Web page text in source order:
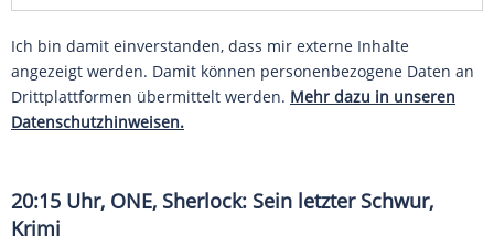
Ich bin damit einverstanden, dass mir externe Inhalte
angezeigt werden. Damit können personenbezogene Daten an
Drittplattformen übermittelt werden. Mehr dazu in unseren
Datenschutzhinweisen.
20:15 Uhr, ONE, Sherlock: Sein letzter Schwur,
Krimi